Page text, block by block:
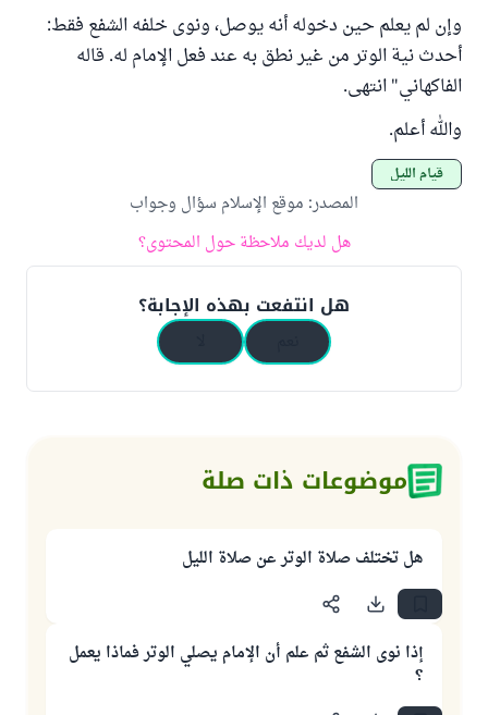
وإن لم يعلم حين دخوله أنه يوصل، ونوى خلفه الشفع فقط:
أحدث نية الوتر من غير نطق به عند فعل الإمام له. قاله
الفاكهاني" انتهى.
والله أعلم.
قيام الليل
المصدر: موقع الإسلام سؤال وجواب
هل لديك ملاحظة حول المحتوى؟
هل انتفعت بهذه الإجابة؟
موضوعات ذات صلة
هل تختلف صلاة الوتر عن صلاة الليل
إذا نوى الشفع ثم علم أن الإمام يصلي الوتر فماذا يعمل
؟